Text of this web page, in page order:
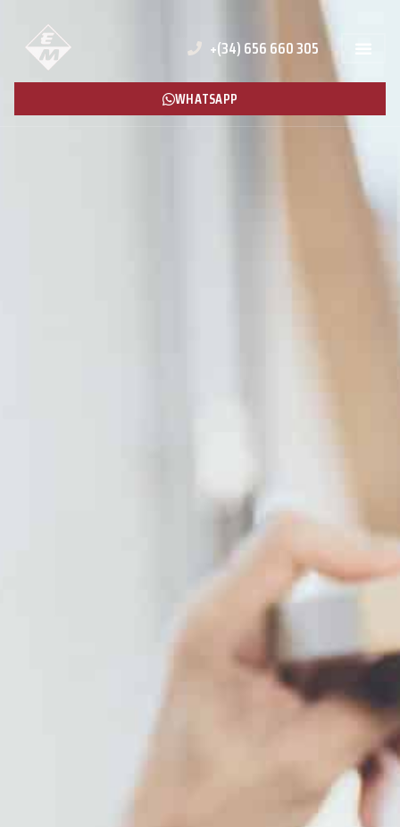
+(34) 656 660 305
WHATSAPP